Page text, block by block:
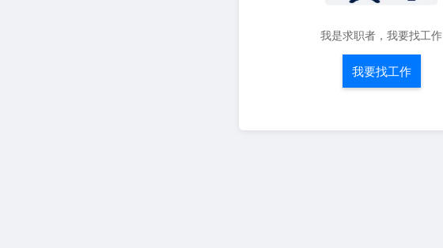
我是求职者，我要找工作
我要找工作